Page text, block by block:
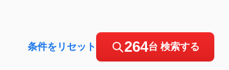
条件をリセット 264台 検索する